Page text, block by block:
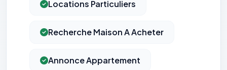
Locations Particuliers
Recherche Maison A Acheter
Annonce Appartement